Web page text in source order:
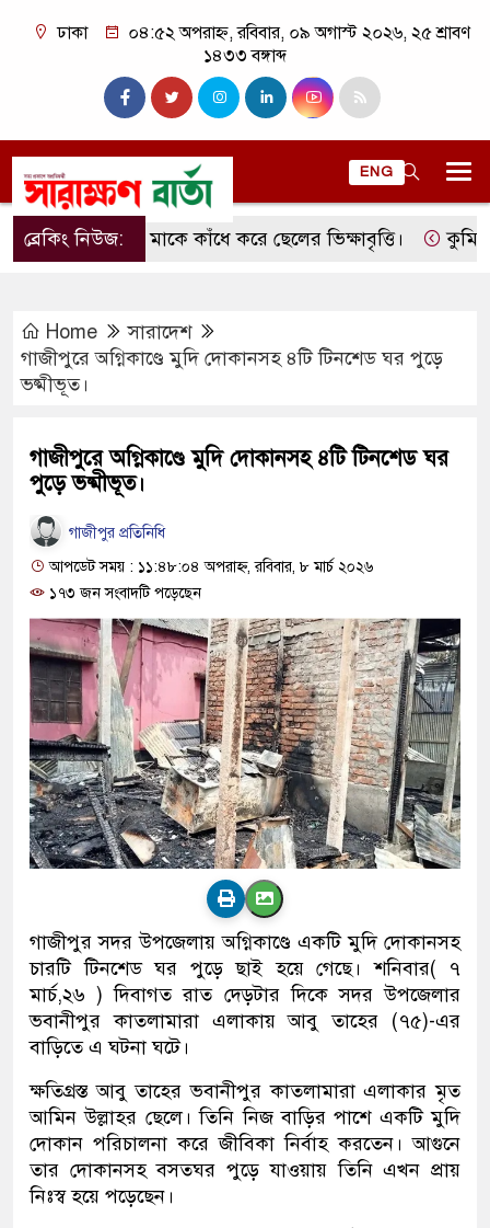
ঢাকা
০৪:৫২ অপরাহ্ন, রবিবার, ০৯ অগাস্ট ২০২৬, ২৫ শ্রাবণ
১৪৩৩ বঙ্গাব্দ
ENG
ব্রেকিং নিউজ:মাকে কাঁধে করে ছেলের ভিক্ষাবৃত্তি। কুমিল্লার
Home
সারাদেশ
গাজীপুরে অগ্নিকাণ্ডে মুদি দোকানসহ ৪টি টিনশেড ঘর পুড়ে
ভষ্মীভূত।
গাজীপুরে অগ্নিকাণ্ডে মুদি দোকানসহ ৪টি টিনশেড ঘর
পুড়ে ভষ্মীভূত।
গাজীপুর প্রতিনিধি
আপডেট সময় : ১১:৪৮:০৪ অপরাহ্ন, রবিবার, ৮ মার্চ ২০২৬
১৭৩ জন সংবাদটি পড়েছেন
গাজীপুর সদর উপজেলায় অগ্নিকাণ্ডে একটি মুদি দোকানসহ
চারটি টিনশেড ঘর পুড়ে ছাই হয়ে গেছে। শনিবার( ৭
মার্চ,২৬ ) দিবাগত রাত দেড়টার দিকে সদর উপজেলার
ভবানীপুর কাতলামারা এলাকায় আবু তাহের (৭৫)-এর
বাড়িতে এ ঘটনা ঘটে।
ক্ষতিগ্রস্ত আবু তাহের ভবানীপুর কাতলামারা এলাকার মৃত
আমিন উল্লাহর ছেলে। তিনি নিজ বাড়ির পাশে একটি মুদি
দোকান পরিচালনা করে জীবিকা নির্বাহ করতেন। আগুনে
তার দোকানসহ বসতঘর পুড়ে যাওয়ায় তিনি এখন প্রায়
নিঃস্ব হয়ে পড়েছেন।